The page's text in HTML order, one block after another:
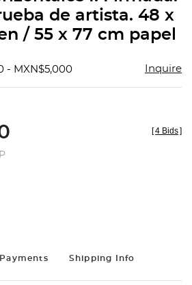
de artista. 48 x
/ 55 x 77 cm papel
- MXN$5,000 Inquire
[4 Bids]
Payments Shipping Info